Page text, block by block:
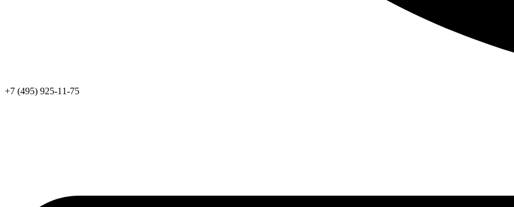
+7 (495) 925-11-75